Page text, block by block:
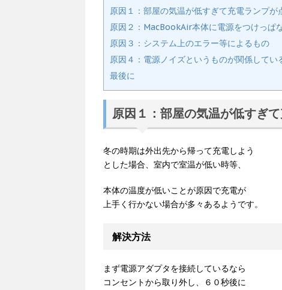
原因１：部屋の気温が低すぎて充電ランプが
原因２：MacBookAir本体に電源をつけっぱ
原因３：システム上のエラー等によるもの
原因４：電源ノイズというものが関係してい
最後に
原因１：部屋の気温が低すぎ
冬の時期は外出先から帰って充電しよう
とした場合、室内で室温が低い時等、
本体の温度が低いことが原因で充電が
上手く行かない場合が多々あるようです。
解決方法
まず電源アダプタを接続しているなら
コンセントから取り外し、６０秒後に